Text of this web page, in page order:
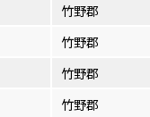
竹野郡
竹野郡
竹野郡
竹野郡